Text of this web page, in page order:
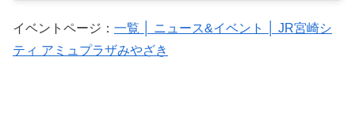
イベントページ： 一覧 │ ニュース&イベント │ JR宮崎シ
ティ アミュプラザみやざき